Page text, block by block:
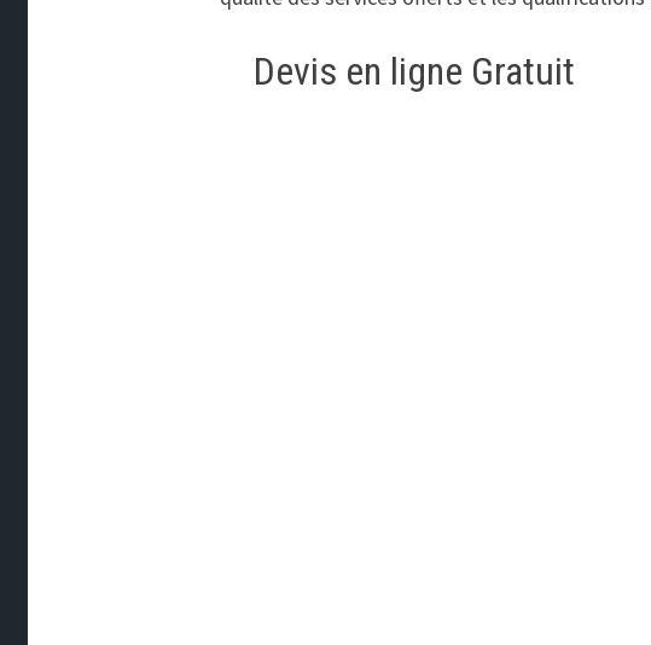
Devis en ligne Gratuit